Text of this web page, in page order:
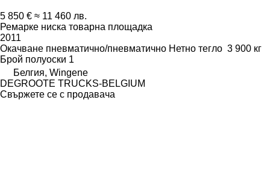
5 850 € ≈ 11 460 лв.
Ремарке ниска товарна площадка
2011
Окачване пневматично/пневматично Нетно тегло 3 900 кг
Брой полуоски 1
Белгия, Wingene
DEGROOTE TRUCKS-BELGIUM
Свържете се с продавача